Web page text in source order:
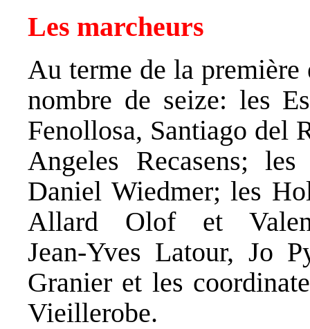
Les marcheurs
Au terme de la première
nombre de seize: les
Fenollosa, Santiago del
Angeles Recasens;
Daniel Wiedmer; les
Allard Olof et
Jean‑Yves Latour, Jo
Granier et les
Vieillerobe.